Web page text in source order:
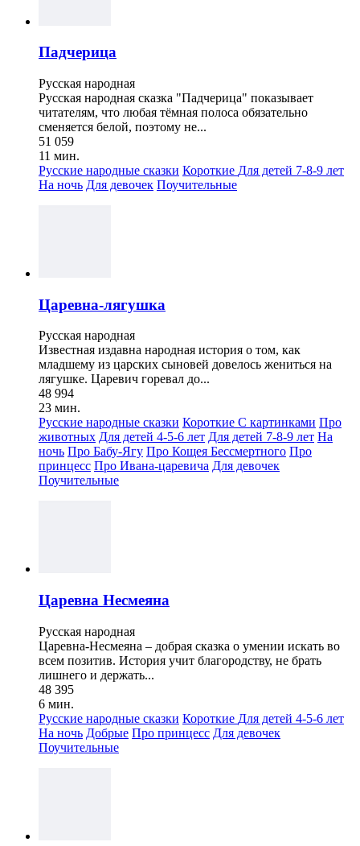
Падчерица
Русская народная
Русская народная сказка "Падчерица" показывает
читателям, что любая тёмная полоса обязательно
сменяется белой, поэтому не...
51 059
11 мин.
Русские народные сказки Короткие Для детей 7-8-9 лет
На ночь Для девочек Поучительные
Царевна-лягушка
Русская народная
Известная издавна народная история о том, как
младшему из царских сыновей довелось жениться на
лягушке. Царевич горевал до...
48 994
23 мин.
Русские народные сказки Короткие С картинками Про
животных Для детей 4-5-6 лет Для детей 7-8-9 лет На
ночь Про Бабу-Ягу Про Кощея Бессмертного Про
принцесс Про Ивана-царевича Для девочек
Поучительные
Царевна Несмеяна
Русская народная
Царевна-Несмеяна – добрая сказка о умении искать во
всем позитив. История учит благородству, не брать
лишнего и держать...
48 395
6 мин.
Русские народные сказки Короткие Для детей 4-5-6 лет
На ночь Добрые Про принцесс Для девочек
Поучительные